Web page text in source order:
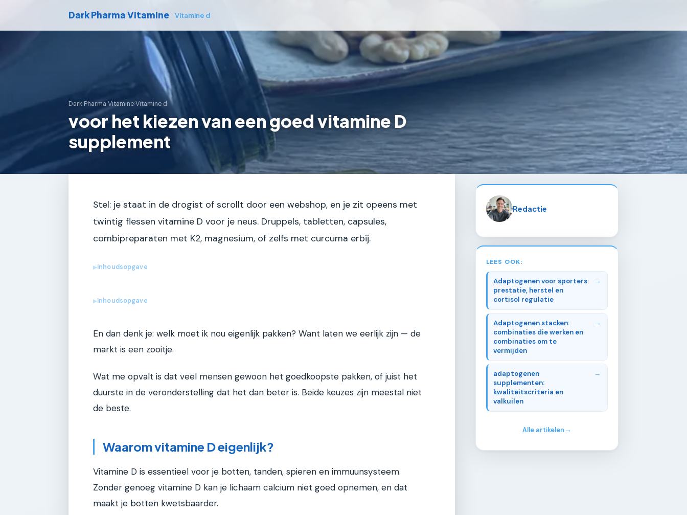
Dark Pharma Vitamine Vitamine d
Dark Pharma Vitamine›Vitamine d
voor het kiezen van een goed vitamine D
supplement
Stel: je staat in de drogist of scrollt door een webshop, en je zit opeens met
twintig flessen vitamine D voor je neus. Druppels, tabletten, capsules,
combipreparaten met K2, magnesium, of zelfs met curcuma erbij.
▶Inhoudsopgave
▶Inhoudsopgave
En dan denk je: welk moet ik nou eigenlijk pakken? Want laten we eerlijk zijn — de
markt is een zooitje.
Wat me opvalt is dat veel mensen gewoon het goedkoopste pakken, of juist het
duurste in de veronderstelling dat het dan beter is. Beide keuzes zijn meestal niet
de beste.
Waarom vitamine D eigenlijk?
Vitamine D is essentieel voor je botten, tanden, spieren en immuunsysteem.
Zonder genoeg vitamine D kan je lichaam calcium niet goed opnemen, en dat
maakt je botten kwetsbaarder.
Redactie
LEES OOK:
Adaptogenen voor sporters:
prestatie, herstel en
cortisol regulatie
Adaptogenen stacken:
combinaties die werken en
combinaties om te
vermijden
adaptogenen
supplementen:
kwaliteitscriteria en
valkuilen
Alle artikelen